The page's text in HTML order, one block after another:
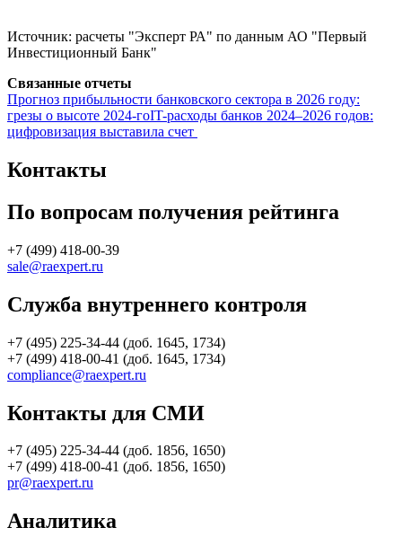
Источник: расчеты "Эксперт РА" по данным АО "Первый
Инвестиционный Банк"
Связанные отчеты
Прогноз прибыльности банковского сектора в 2026 году:
грезы о высоте 2024-гоIT-расходы банков 2024–2026 годов:
цифровизация выставила счет
Контакты
По вопросам получения рейтинга
+7 (499) 418-00-39
sale@raexpert.ru
Служба внутреннего контроля
+7 (495) 225-34-44 (доб. 1645, 1734)
+7 (499) 418-00-41 (доб. 1645, 1734)
compliance@raexpert.ru
Контакты для СМИ
+7 (495) 225-34-44 (доб. 1856, 1650)
+7 (499) 418-00-41 (доб. 1856, 1650)
pr@raexpert.ru
Аналитика